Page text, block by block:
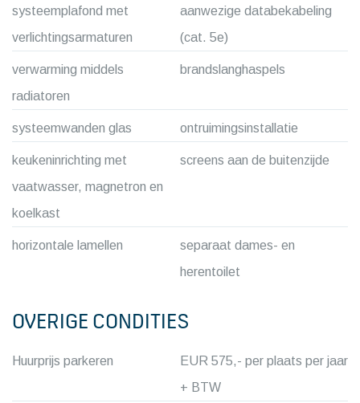
systeemplafond met
verlichtingsarmaturen
aanwezige databekabeling
(cat. 5e)
verwarming middels
radiatoren
brandslanghaspels
systeemwanden glas ontruimingsinstallatie
keukeninrichting met
vaatwasser, magnetron en
koelkast
screens aan de buitenzijde
horizontale lamellen
separaat dames- en
herentoilet
OVERIGE CONDITIES
Huurprijs parkeren
EUR 575,- per plaats per jaar
+ BTW